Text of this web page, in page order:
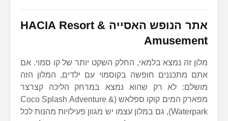
אתר הנופש האסייה HACIA Resort &
Amusement
מלון זה נמצא בלמאי, החלק השקט יותר של קו סמוי. אם
אתם מתכננים חופשה בקוסמוי עם ילדים, המלון הזה
מושלם: לא רק שהוא נמצא במרחק הליכה קצרצר
מפארק המים קוקו ספלאש (Coco Splash Adventure &
Waterpark), גם במלון עצמו יש מגוון פעילויות מהנות לכל